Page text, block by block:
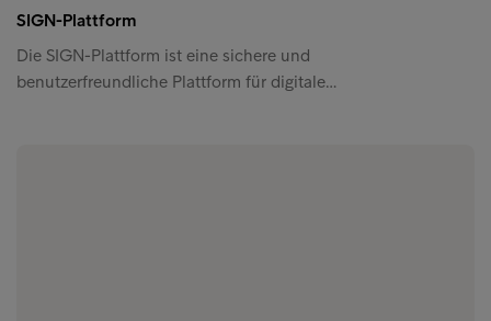
SIGN-Plattform
Die SIGN-Plattform ist eine sichere und
benutzerfreundliche Plattform für digitale…